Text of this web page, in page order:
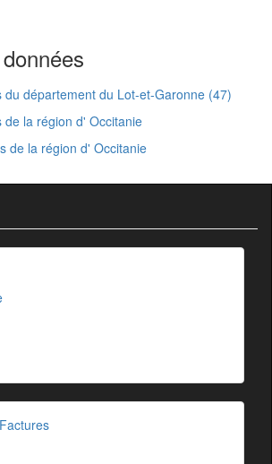
du département du Lot-et-Garonne (47)
de la région d' Occitanie
de la région d' Occitanie